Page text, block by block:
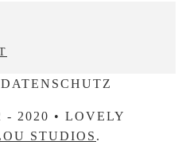
2020 • LOVELY
STUDIOS .